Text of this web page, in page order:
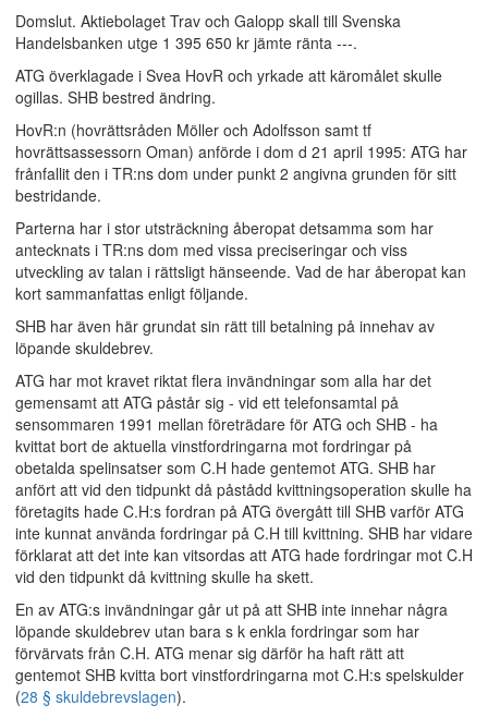
Domslut. Aktiebolaget Trav och Galopp skall till Svenska
Handelsbanken utge 1 395 650 kr jämte ränta ---.
ATG överklagade i Svea HovR och yrkade att käromålet skulle
ogillas. SHB bestred ändring.
HovR:n (hovrättsråden Möller och Adolfsson samt tf
hovrättsassessorn Oman) anförde i dom d 21 april 1995: ATG har
frånfallit den i TR:ns dom under punkt 2 angivna grunden för sitt
bestridande.
Parterna har i stor utsträckning åberopat detsamma som har
antecknats i TR:ns dom med vissa preciseringar och viss
utveckling av talan i rättsligt hänseende. Vad de har åberopat kan
kort sammanfattas enligt följande.
SHB har även här grundat sin rätt till betalning på innehav av
löpande skuldebrev.
ATG har mot kravet riktat flera invändningar som alla har det
gemensamt att ATG påstår sig - vid ett telefonsamtal på
sensommaren 1991 mellan företrädare för ATG och SHB - ha
kvittat bort de aktuella vinstfordringarna mot fordringar på
obetalda spelinsatser som C.H hade gentemot ATG. SHB har
anfört att vid den tidpunkt då påstådd kvittningsoperation skulle ha
företagits hade C.H:s fordran på ATG övergått till SHB varför ATG
inte kunnat använda fordringar på C.H till kvittning. SHB har vidare
förklarat att det inte kan vitsordas att ATG hade fordringar mot C.H
vid den tidpunkt då kvittning skulle ha skett.
En av ATG:s invändningar går ut på att SHB inte innehar några
löpande skuldebrev utan bara s k enkla fordringar som har
förvärvats från C.H. ATG menar sig därför ha haft rätt att
gentemot SHB kvitta bort vinstfordringarna mot C.H:s spelskulder
(28 § skuldebrevslagen).